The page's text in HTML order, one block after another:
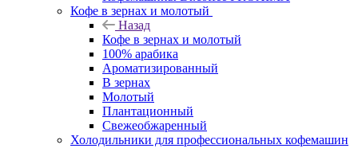
Кофе в зернах и молотый
Назад
Кофе в зернах и молотый
100% арабика
Ароматизированный
В зернах
Молотый
Плантационный
Свежеобжаренный
Холодильники для профессиональных кофемашин